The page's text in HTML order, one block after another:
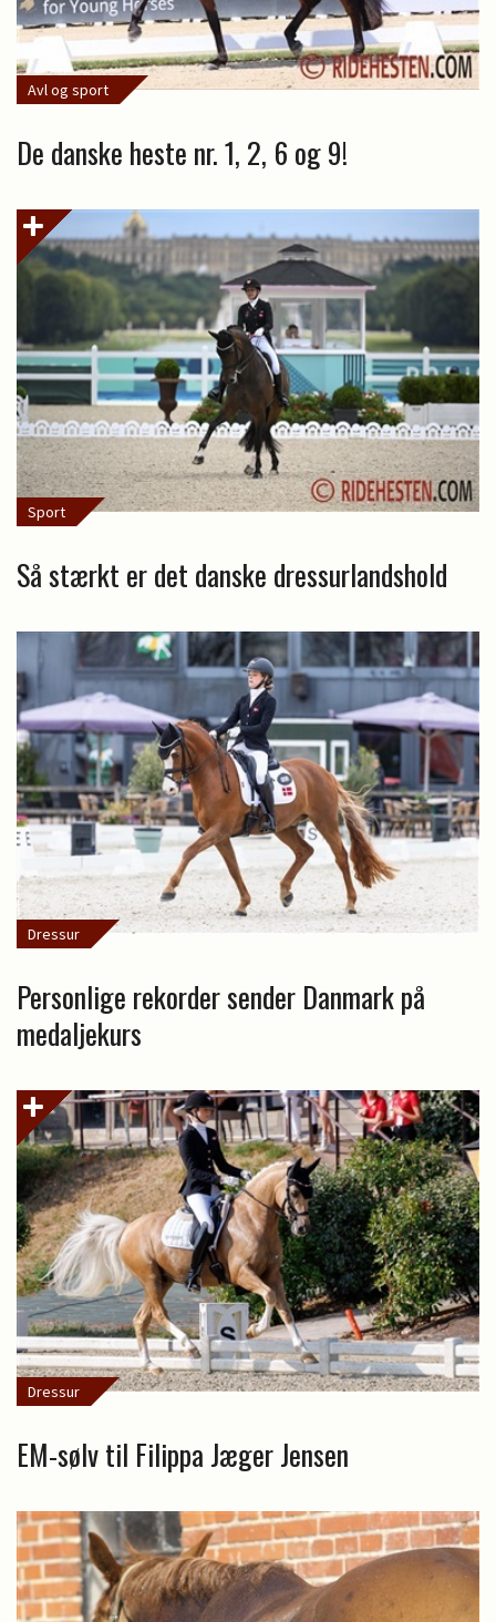
Avl og sport
De danske heste nr. 1, 2, 6 og 9!
Sport
Så stærkt er det danske dressurlandshold
Dressur
Personlige rekorder sender Danmark på
medaljekurs
Dressur
EM-sølv til Filippa Jæger Jensen